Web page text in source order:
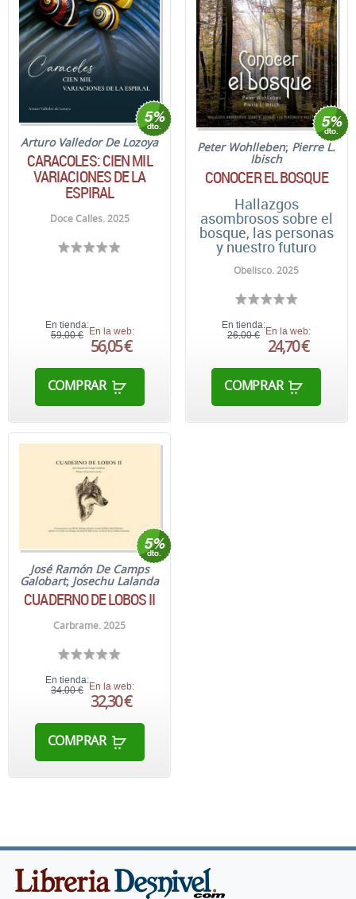
Arturo Valledor De Lozoya
CARACOLES: CIEN MIL
VARIACIONES DE LA
ESPIRAL
Doce Calles. 2025
En tienda:
59,00 € En la web:
56,05 €
COMPRAR
Peter Wohlleben; Pierre L.
Ibisch
CONOCER EL BOSQUE
Hallazgos
asombrosos sobre el
bosque, las personas
y nuestro futuro
Obelisco. 2025
En tienda:
26,00 € En la web:
24,70 €
COMPRAR
José Ramón De Camps
Galobart; Josechu Lalanda
CUADERNO DE LOBOS II
Carbrame. 2025
En tienda:
34,00 € En la web:
32,30 €
COMPRAR